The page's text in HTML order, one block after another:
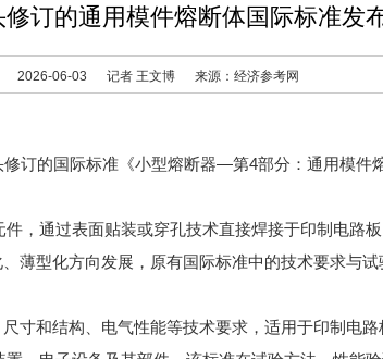
订的通用模件熔断体国际标准发
2026-06-03 记者 王文博 来源：经济参考网
订的国际标准《小型熔断器—第4部分：通用模
，通过表面贴装或穿孔技术直接焊接于印制电路
薄型化方向发展，原有国际标准中的技术要求与
寸和结构、电气性能等技术要求，适用于印制电